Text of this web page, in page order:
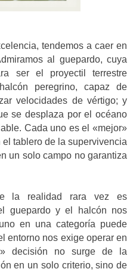
tendemos a caer en
al guepardo, cuya
ser el proyectil terrestre
peregrino, capaz de
velocidades de vértigo; y
se desplaza por el océano
Cada uno es el «mejor»
tablero de la supervivencia
un solo campo no garantiza
la realidad rara vez es
guepardo y el halcón nos
en una categoría puede
entorno nos exige operar en
decisión no surge de la
en un solo criterio, sino de